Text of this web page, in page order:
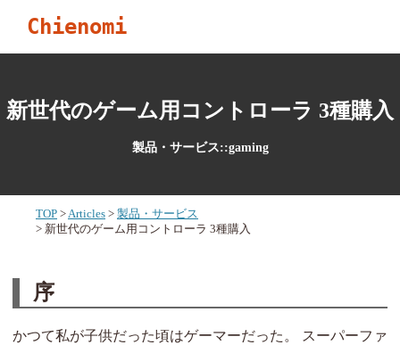
Chienomi
新世代のゲーム用コントローラ 3種購入
製品・サービス::gaming
TOP Articles
製品・サービス
新世代のゲーム用コントローラ 3種購入
序
かつて私が子供だった頃はゲーマーだった。 スーパーファ